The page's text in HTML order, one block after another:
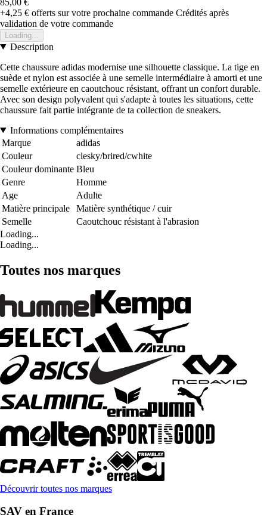
+4,25 € offerts sur votre prochaine commande Crédités après
validation de votre commande
Loading...
Description
Cette chaussure adidas modernise une silhouette classique. La tige en
suède et nylon est associée à une semelle intermédiaire à amorti et une
semelle extérieure en caoutchouc résistant, offrant un confort durable.
Avec son design polyvalent qui s'adapte à toutes les situations, cette
chaussure fait partie intégrante de ta collection de sneakers.
Informations complémentaires
Marque
adidas
Couleur
clesky/brired/cwhite
Couleur dominante Bleu
Genre
Homme
Age
Adulte
Matière principale
Matière synthétique / cuir
Semelle
Caoutchouc résistant à l'abrasion
Loading...
Loading...
Toutes nos marques
Découvrir toutes nos marques
SAV en France